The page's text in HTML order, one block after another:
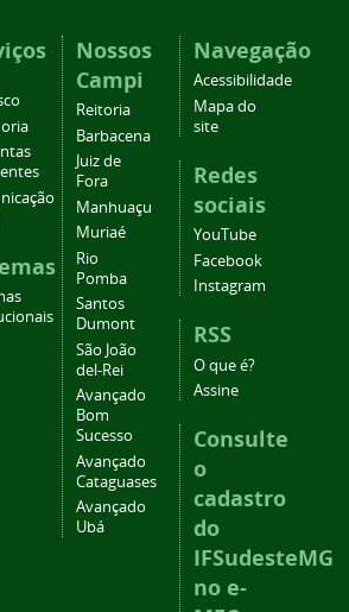
Nossos
Campi
Reitoria
Barbacena
Juiz de
Fora
Manhuaçu
Muriaé
Rio
Pomba
Santos
Dumont
São João
del-Rei
Avançado
Bom
Sucesso
Avançado
Cataguases
Avançado
Ubá
Navegação
Acessibilidade
Mapa do
site
Redes
sociais
YouTube
Facebook
Instagram
RSS
O que é?
Assine
Consulte
o
cadastro
do
IFSudesteMG
no e-